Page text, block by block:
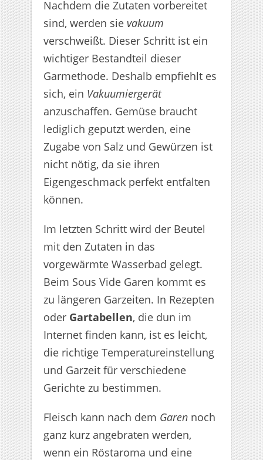
Nachdem die Zutaten vorbereitet
sind, werden sie vakuum
verschweißt. Dieser Schritt ist ein
wichtiger Bestandteil dieser
Garmethode. Deshalb empfiehlt es
sich, ein Vakuumiergerät
anzuschaffen. Gemüse braucht
lediglich geputzt werden, eine
Zugabe von Salz und Gewürzen ist
nicht nötig, da sie ihren
Eigengeschmack perfekt entfalten
können.
Im letzten Schritt wird der Beutel
mit den Zutaten in das
vorgewärmte Wasserbad gelegt.
Beim Sous Vide Garen kommt es
zu längeren Garzeiten. In Rezepten
oder Gartabellen, die dun im
Internet finden kann, ist es leicht,
die richtige Temperatureinstellung
und Garzeit für verschiedene
Gerichte zu bestimmen.
Fleisch kann nach dem Garen noch
ganz kurz angebraten werden,
wenn ein Röstaroma und eine